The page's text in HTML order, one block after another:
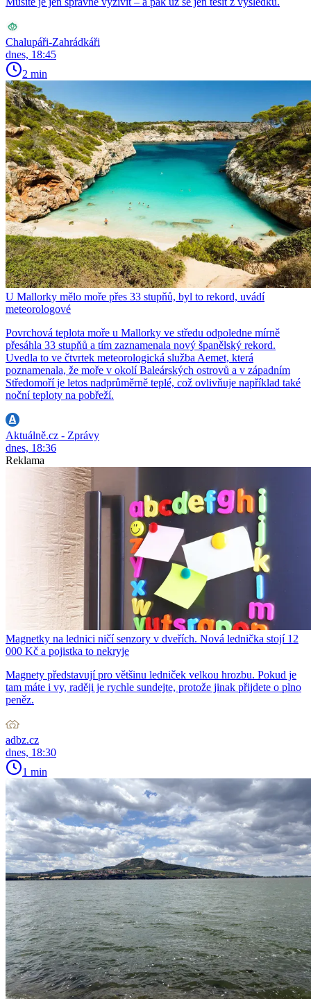
Chalupáři-Zahrádkáři
dnes, 18:45
2 min
U Mallorky mělo moře přes 33 stupňů, byl to rekord, uvádí
meteorologové
Povrchová teplota moře u Mallorky ve středu odpoledne mírně
přesáhla 33 stupňů a tím zaznamenala nový španělský rekord.
Uvedla to ve čtvrtek meteorologická služba Aemet, která
poznamenala, že moře v okolí Baleárských ostrovů a v západním
Středomoří je letos nadprůměrně teplé, což ovlivňuje například také
noční teploty na pobřeží.
Aktuálně.cz - Zprávy
dnes, 18:36
Reklama
Magnetky na lednici ničí senzory v dveřích. Nová lednička stojí 12
000 Kč a pojistka to nekryje
Magnety představují pro většinu ledniček velkou hrozbu. Pokud je
tam máte i vy, raději je rychle sundejte, protože jinak přijdete o plno
peněz.
adbz.cz
dnes, 18:30
1 min